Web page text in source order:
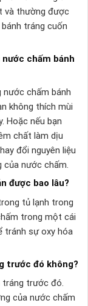
và thường được
tráng cuốn
chấm bánh
chấm bánh
không thích mùi
Hoặc nếu bạn
chất làm dịu
đổi nguyên liệu
của nước chấm.
được bao lâu?
tủ lạnh trong
trong một cái
tránh sự oxy hóa
trước đó không?
tráng trước đó.
của nước chấm